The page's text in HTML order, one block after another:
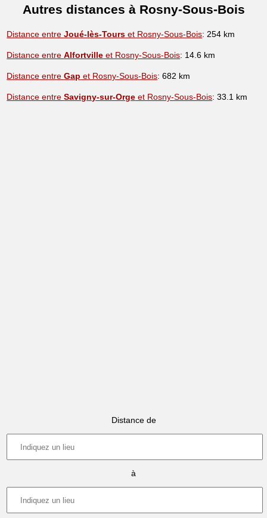
Autres distances à Rosny-Sous-Bois
Distance entreJoué-lès-Tours et Rosny-Sous-Bois: 254 km
Distance entreAlfortville et Rosny-Sous-Bois: 14.6 km
Distance entreGap et Rosny-Sous-Bois: 682 km
Distance entreSavigny-sur-Orge et Rosny-Sous-Bois: 33.1 km
Distance de
à